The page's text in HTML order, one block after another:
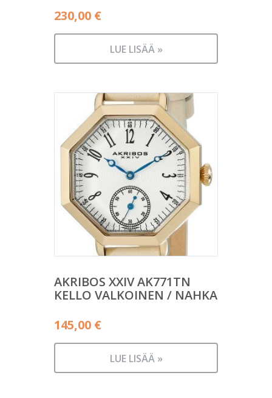
230,00 €
LUE LISÄÄ »
AKRIBOS XXIV AK771TN
KELLO VALKOINEN / NAHKA
145,00 €
LUE LISÄÄ »